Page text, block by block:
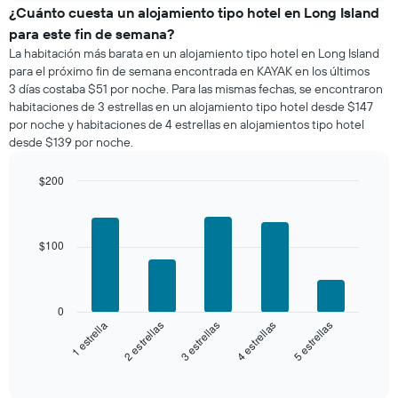
de
una
habitación
para
esta
noche,
calculado
a
partir
los
agrupado
estrellas
¿Cuánto cuesta un alojamiento tipo hotel en Long Island
para este fin de semana?
La habitación más barata en un alojamiento tipo hotel en Long Island
para el próximo fin de semana encontrada en KAYAK en los últimos
3 días costaba $51 por noche. Para las mismas fechas, se encontraron
habitaciones de 3 estrellas en un alojamiento tipo hotel desde $147
por noche y habitaciones de 4 estrellas en alojamientos tipo hotel
desde $139 por noche.
bars.
siguiente
muestra1 estrella 2 estrellas 3 estrellas 4 estrellas 5 estrellas
0
$100
$200